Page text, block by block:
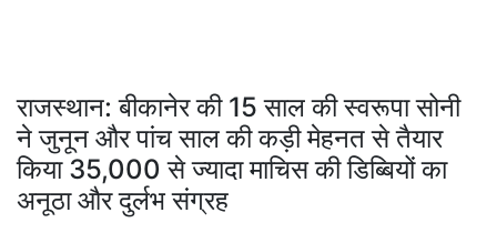
राजस्थान: बीकानेर की 15 साल की स्वरूपा सोनी
ने जुनून और पांच साल की कड़ी मेहनत से तैयार
किया 35,000 से ज्यादा माचिस की डिब्बियों का
अनूठा और दुर्लभ संग्रह